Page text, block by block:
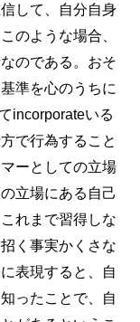
して、自分自身
のような場合、
のである。おそ
準を心のうちに
incorporateいる
で行為すること
ーとしての立場
立場にある自己
れまで習得しな
く事実かくさな
表現すると、自
ったことで、自